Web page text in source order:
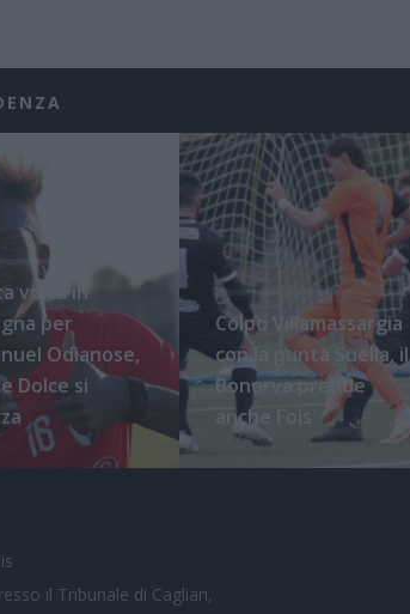
volta in
per
Odianose,
Dolce si
Colpo Villamassargia
con la punta Suella, il
Bonorva prende
anche Fois
il Tribunale di Cagliari,